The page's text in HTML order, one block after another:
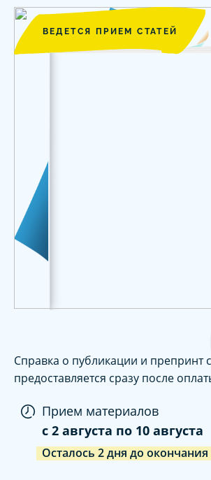
ВЕДЕТСЯ ПРИЕМ СТАТЕЙ
Справка о публикации и препринт
предоставляется сразу после
Прием материалов
c 2 августа по 10 августа
Осталось 2дня до окончания